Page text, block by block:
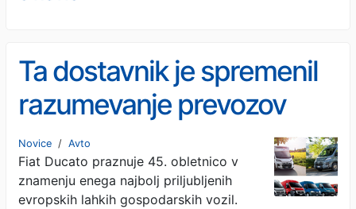
Ta dostavnik je spremenil
razumevanje prevozov
tovora in potnikov
Novice / Avto
Fiat Ducato praznuje 45. obletnico v
znamenju enega najbolj priljubljenih
evropskih lahkih gospodarskih vozil.